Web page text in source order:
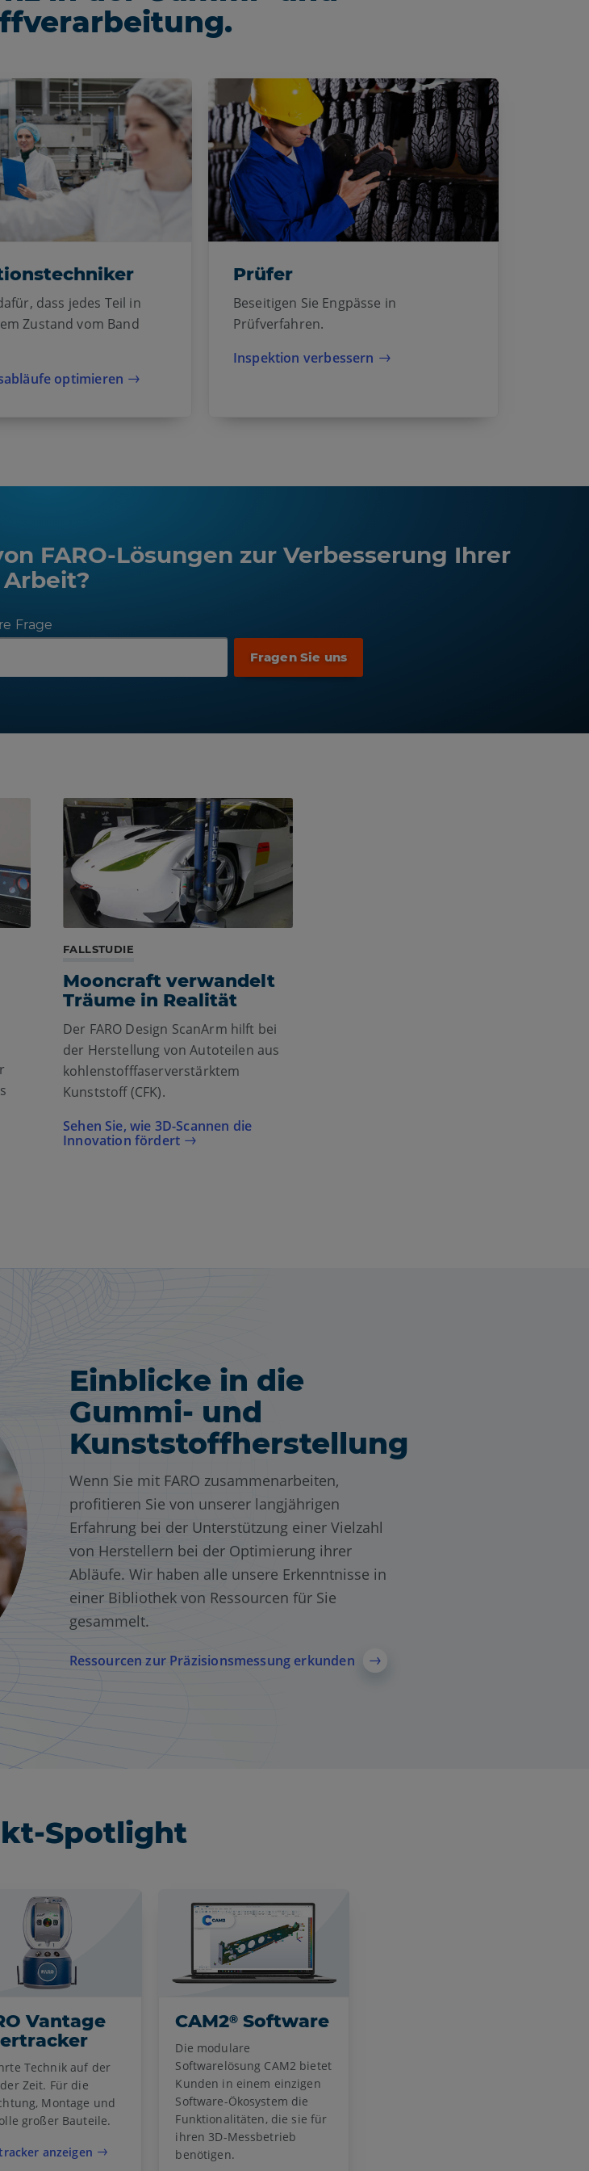
dass jedes Teil in
Zustand vom Band
optimieren
Prüfer
Beseitigen Sie Engpässe in
Prüfverfahren.
Inspektion verbessern
FARO-Lösungen zur Verbesserung Ihrer
Arbeit?
Frage
FALLSTUDIE
Mooncraft verwandelt
Träume in Realität
Der FARO Design ScanArm hilft bei
der Herstellung von Autoteilen aus
kohlenstofffaserverstärktem
Kunststoff (CFK).
Sehen Sie, wie 3D-Scannen die
Innovation fördert
Einblicke in die
Gummi- und
Kunststoffherstellung
Wenn Sie mit FARO zusammenarbeiten,
profitieren Sie von unserer langjährigen
Erfahrung bei der Unterstützung einer Vielzahl
von Herstellern bei der Optimierung ihrer
Abläufe. Wir haben alle unsere Erkenntnisse in
einer Bibliothek von Ressourcen für Sie
gesammelt.
Ressourcen zur Präzisionsmessung erkunden
Spotlight
Vantage
Technik auf der
Zeit. Für die
Montage und
großer Bauteile.
anzeigen
CAM2® Software
Die modulare
Softwarelösung CAM2 bietet
Kunden in einem einzigen
Software-Ökosystem die
Funktionalitäten, die sie für
ihren 3D-Messbetrieb
benötigen.